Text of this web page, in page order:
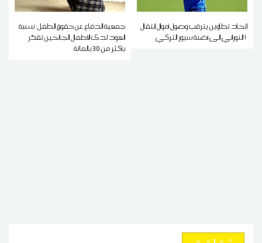
إتحاد تطاوين يترقب وصول أموال إنتقال
النوراني إلى أضنة سبور التركي !
جمعية الدفاع عن حقوق الطفل: نسبة
العود لدى الأطفال الجانحين تقدّر
بأكثر من 30 بالمائة